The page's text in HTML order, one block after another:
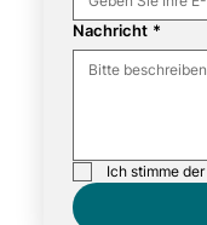
Nachricht *
Ich stimme der